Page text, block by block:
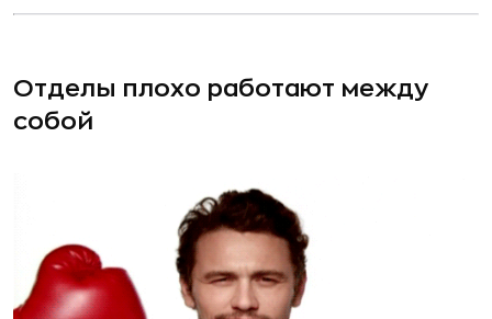
Отделы плохо работают между
собой